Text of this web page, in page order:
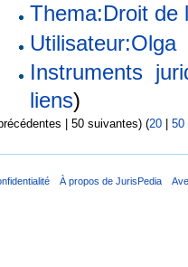
Thema:Droit de
Utilisateur:Olga
Instruments
liens)
| 50 suivantes) (20 50
À propos de JurisPedia